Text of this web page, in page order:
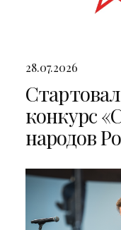
28.07.2026
конкурс
народов